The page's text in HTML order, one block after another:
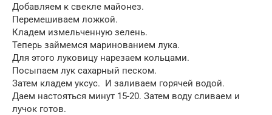
Добавляем к свекле майонез.
Перемешиваем ложкой.
Кладем измельченную зелень.
Теперь займемся маринованием лука.
Для этого луковицу нарезаем кольцами.
Посыпаем лук сахарный песком.
Затем кладем уксус. И заливаем горячей водой.
Даем настояться минут 15-20. Затем воду сливаем и
лучок готов.